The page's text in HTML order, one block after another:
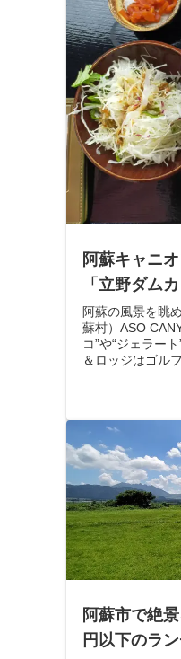
阿蘇キャニ
「立野ダム
阿蘇の風景を眺
蘇村）ASO
コ”や“ジェラー
＆ロッジはゴル
阿蘇市で絶
円以下のラン